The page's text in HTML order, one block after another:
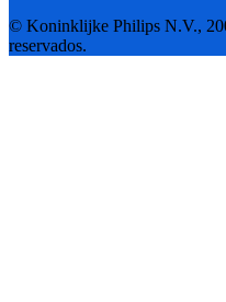
© Koninklijke Philips N.V.,
reservados.